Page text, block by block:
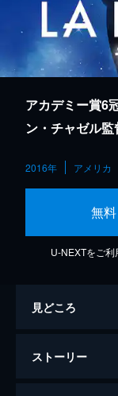
アカデミー賞6
ン・チャゼル
2016年 アメリカ
無
U-NEXTをご
見どころ
ストーリー